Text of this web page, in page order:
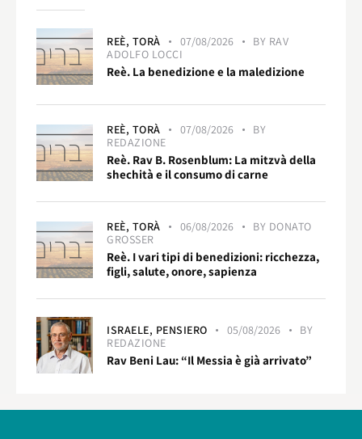
REÈ, TORÀ 07/08/2026 BY RAV
ADOLFO LOCCI
Reè. La benedizione e la maledizione
REÈ, TORÀ 07/08/2026
BY
REDAZIONE
Reè. Rav B. Rosenblum: La mitzvà della
shechità e il consumo di carne
REÈ, TORÀ 06/08/2026 BY DONATO
GROSSER
Reè. I vari tipi di benedizioni: ricchezza,
figli, salute, onore, sapienza
ISRAELE, PENSIERO 05/08/2026
BY
REDAZIONE
Rav Beni Lau: “Il Messia è già arrivato”